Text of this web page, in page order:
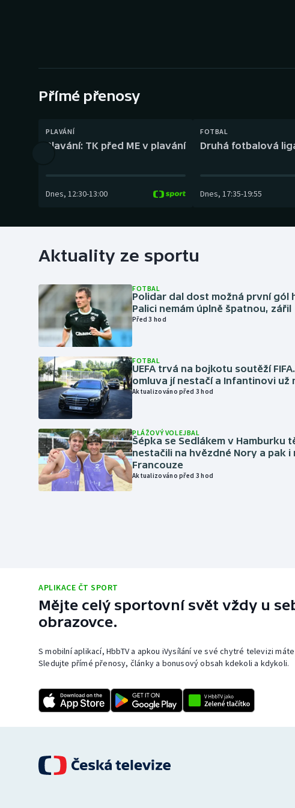
Gymnastika
Přímé přenosy
PLAVÁNÍ
Plavání: TK před ME v plavání
Dnes, 12:30-13:00
FOTBAL
Druhá fotbalová
Dnes, 17:35-19:55
Aktuality ze sportu
FOTBAL
Polidar dal dost možná první gól
Palici nemám úplně špatnou, zářil
Před 3 hod
FOTBAL
UEFA trvá na bojkotu soutěží
omluva jí nestačí a Infantinovi už
Aktualizováno před 3 hod
PLÁŽOVÝ VOLEJBAL
Šépka se Sedlákem v Hamburku
nestačili na hvězdné Nory a pak i
Francouze
Aktualizováno před 3 hod
APLIKACE ČT SPORT
Mějte celý sportovní svět vždy u
obrazovce.
S mobilní aplikací, HbbTV a apkou iVysílání ve své chytré televizi
Sledujte přímé přenosy, články a bonusový obsah kdekoli a kdykoli.